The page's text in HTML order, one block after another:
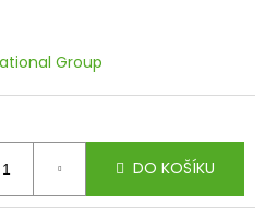
Group
DO KOŠÍKU